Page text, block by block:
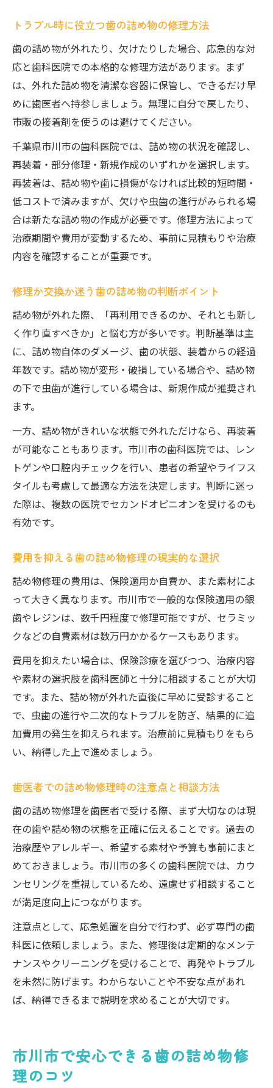
歯医者での詰め物交換費用の相談方法
歯の詰め物でインプラントが難しい時の選
択肢
インプラント以外で選べる歯の詰め物修理
方法
歯の詰め物修理でブリッジや入れ歯の活用
お金が足りない時の歯の詰め物治療代替案
現実的な歯の詰め物修理の代替策を徹底解
説
修理か交換か悩んだ時に知るべきポイント
歯の詰め物を修理か交換か見極める基準
症状別に考える歯の詰め物修理か交換かの
判断
歯医者で相談できる詰め物修理のポイント
費用と耐久性から選ぶ歯の詰め物修理の選
択
歯医者選びで大切な納得できる治療方法
方
治療方針が明確な歯の詰め物修理を選ぶコ
ツ
歯医者の説明力と歯の詰め物修理の安心感
ト
トラブル時に役立つ歯の詰め物の修理方法
歯の詰め物が外れたり、欠けたりした場合、応急的な対
応と歯科医院での本格的な修理方法があります。まず
は、外れた詰め物を清潔な容器に保管し、できるだけ早
めに歯医者へ持参しましょう。無理に自分で戻したり、
市販の接着剤を使うのは避けてください。
千葉県市川市の歯科医院では、詰め物の状況を確認し、
再装着・部分修理・新規作成のいずれかを選択します。
再装着は、詰め物や歯に損傷がなければ比較的短時間・
低コストで済みますが、欠けや虫歯の進行がみられる場
合は新たな詰め物の作成が必要です。修理方法によって
治療期間や費用が変動するため、事前に見積もりや治療
内容を確認することが重要です。
修理か交換か迷う歯の詰め物の判断ポイント
詰め物が外れた際、「再利用できるのか、それとも新し
く作り直すべきか」と悩む方が多いです。判断基準は主
に、詰め物自体のダメージ、歯の状態、装着からの経過
年数です。詰め物が変形・破損している場合や、詰め物
の下で虫歯が進行している場合は、新規作成が推奨され
ます。
一方、詰め物がきれいな状態で外れただけなら、再装着
が可能なこともあります。市川市の歯科医院では、レン
トゲンや口腔内チェックを行い、患者の希望やライフス
タイルも考慮して最適な方法を決定します。判断に迷っ
た際は、複数の医院でセカンドオピニオンを受けるのも
有効です。
費用を抑える歯の詰め物修理の現実的な選択
詰め物修理の費用は、保険適用か自費か、また素材によ
って大きく異なります。市川市で一般的な保険適用の銀
歯やレジンは、数千円程度で修理可能ですが、セラミッ
クなどの自費素材は数万円かかるケースもあります。
費用を抑えたい場合は、保険診療を選びつつ、治療内容
や素材の選択肢を歯科医師と十分に相談することが大切
です。また、詰め物が外れた直後に早めに受診すること
で、虫歯の進行や二次的なトラブルを防ぎ、結果的に追
加費用の発生を抑えられます。治療前に見積もりをもら
い、納得した上で進めましょう。
歯医者での詰め物修理時の注意点と相談方法
歯の詰め物修理を歯医者で受ける際、まず大切なのは現
在の歯や詰め物の状態を正確に伝えることです。過去の
治療歴やアレルギー、希望する素材や予算も事前にまと
めておきましょう。市川市の多くの歯科医院では、カウ
ンセリングを重視しているため、遠慮せず相談すること
が満足度向上につながります。
注意点として、応急処置を自分で行わず、必ず専門の歯
科医に依頼しましょう。また、修理後は定期的なメンテ
ナンスやクリーニングを受けることで、再発やトラブル
を未然に防げます。わからないことや不安な点があれ
ば、納得できるまで説明を求めることが大切です。
市川市で安心できる歯の詰め物修
理のコツ